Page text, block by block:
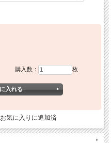
購入数： 枚
お気に入りに追加済